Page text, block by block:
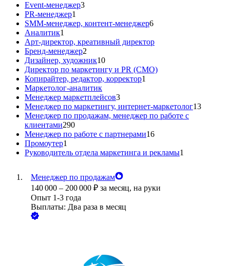
Event-менеджер3
PR-менеджер1
SMM-менеджер, контент-менеджер6
Аналитик1
Арт-директор, креативный директор
Бренд-менеджер2
Дизайнер, художник10
Директор по маркетингу и PR (CMO)
Копирайтер, редактор, корректор1
Маркетолог-аналитик
Менеджер маркетплейсов3
Менеджер по маркетингу, интернет-маркетолог13
Менеджер по продажам, менеджер по работе с
клиентами290
Менеджер по работе с партнерами16
Промоутер1
Руководитель отдела маркетинга и рекламы1
Менеджер по продажам
140 000 – 200 000 ₽ за месяц, на руки
Опыт 1-3 года
Выплаты: Два раза в месяц